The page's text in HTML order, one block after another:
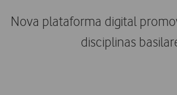
Nova plataforma digital
disciplinas